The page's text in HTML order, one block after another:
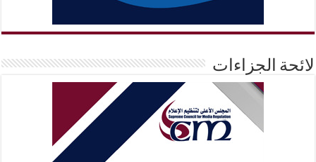
لائحة الجزاءات